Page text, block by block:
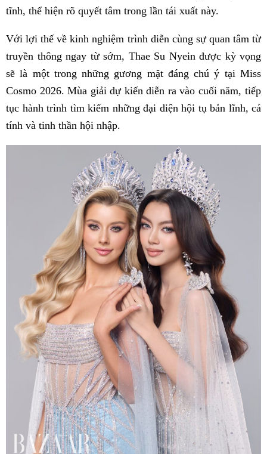
tĩnh, thể hiện rõ quyết tâm trong lần tái xuất này.
Với lợi thế về kinh nghiệm trình diễn cùng sự quan tâm từ
truyền thông ngay từ sớm, Thae Su Nyein được kỳ vọng
sẽ là một trong những gương mặt đáng chú ý tại Miss
Cosmo 2026. Mùa giải dự kiến diễn ra vào cuối năm, tiếp
tục hành trình tìm kiếm những đại diện hội tụ bản lĩnh, cá
tính và tinh thần hội nhập.